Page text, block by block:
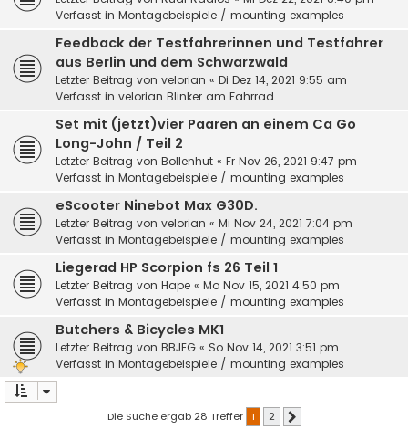
Verfasst in Montagebeispiele / mounting examples
Feedback der Testfahrerinnen und Testfahrer
aus Berlin und dem Schwarzwald
Letzter Beitrag von velorian « Di Dez 14, 2021 9:55 am
Verfasst in velorian Blinker am Fahrrad
Set mit (jetzt)vier Paaren an einem Ca Go
Long-John / Teil 2
Letzter Beitrag von Bollenhut « Fr Nov 26, 2021 9:47 pm
Verfasst in Montagebeispiele / mounting examples
eScooter Ninebot Max G30D.
Letzter Beitrag von velorian « Mi Nov 24, 2021 7:04 pm
Verfasst in Montagebeispiele / mounting examples
Liegerad HP Scorpion fs 26 Teil 1
Letzter Beitrag von Hape « Mo Nov 15, 2021 4:50 pm
Verfasst in Montagebeispiele / mounting examples
Butchers & Bicycles MK1
Letzter Beitrag von BBJEG « So Nov 14, 2021 3:51 pm
Verfasst in Montagebeispiele / mounting examples
Die Suche ergab 28 Treffer 1 2